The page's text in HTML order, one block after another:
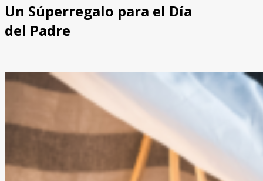
Un Súperregalo para el Día
del Padre